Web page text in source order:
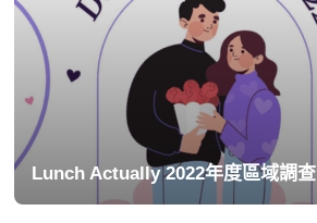
Lunch Actually 2022年度區域調查